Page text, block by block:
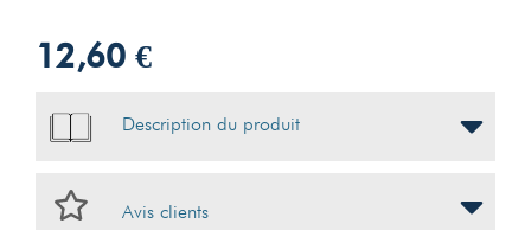
12,60 €
Description du produit
Avis clients